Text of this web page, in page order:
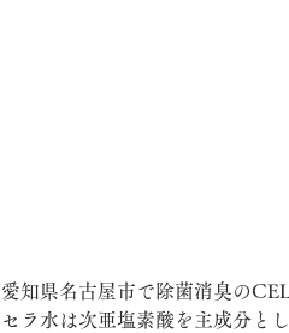
愛知県名古屋市で除菌消臭の
セラ水は次亜塩素酸を主成分と